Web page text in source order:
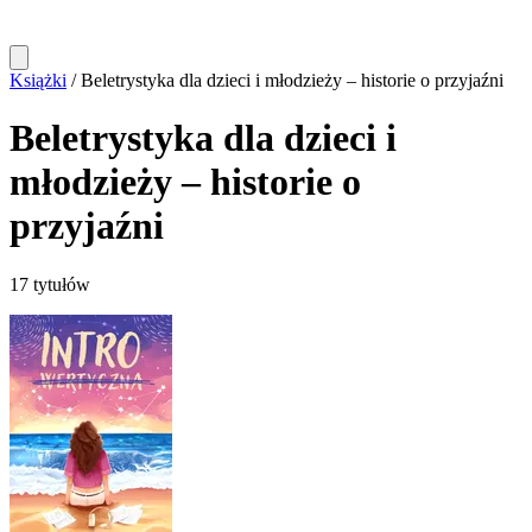
Książki / Beletrystyka dla dzieci i młodzieży – historie o przyjaźni
Beletrystyka dla dzieci i
młodzieży – historie o
przyjaźni
17 tytułów